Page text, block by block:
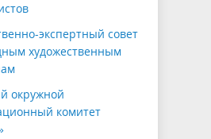
экспертный совет
художественным
окружной
комитет